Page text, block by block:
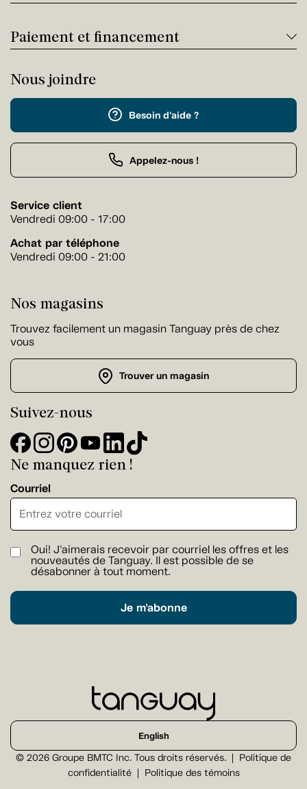
Paiement et financement
Nous joindre
Besoin d'aide ?
Appelez-nous !
Service client
Vendredi 09:00 - 17:00
Achat par téléphone
Vendredi 09:00 - 21:00
Nos magasins
Trouvez facilement un magasin Tanguay près de chez
vous
Trouver un magasin
Suivez-nous
Ne manquez rien !
Courriel
Oui! J'aimerais recevoir par courriel les offres et les
nouveautés de Tanguay. Il est possible de se
désabonner à tout moment.
Je m'abonne
© 2026 Groupe BMTC Inc. Tous droits réservés.
Politique de
confidentialité
Politique des témoins
English